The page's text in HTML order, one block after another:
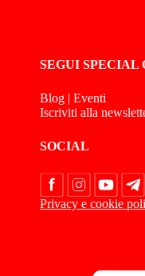
SEGUI SPECIAL
Blog | Eventi
Iscriviti alla
SOCIAL
Privacy e cookie